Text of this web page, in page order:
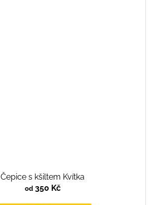
Čepice s kšiltem Kvítka
od350 Kč